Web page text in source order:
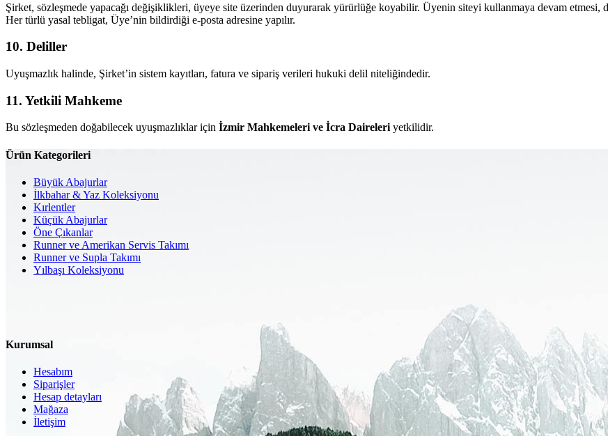
Şirket, sözleşmede yapacağı değişiklikleri, üyeye site üzerinden duyurarak yürürlüğe koyabilir. Üyenin siteyi kullanmaya devam etmesi,
Her türlü yasal tebligat, Üye’nin bildirdiği e‑posta adresine yapılır.
10. Deliller
Uyuşmazlık halinde, Şirket’in sistem kayıtları, fatura ve sipariş verileri hukuki delil niteliğindedir.
11. Yetkili Mahkeme
Bu sözleşmeden doğabilecek uyuşmazlıklar için İzmir Mahkemeleri ve İcra Daireleri yetkilidir.
Ürün Kategorileri
Büyük Abajurlar
İlkbahar & Yaz Koleksiyonu
Kırlentler
Küçük Abajurlar
Öne Çıkanlar
Runner ve Amerikan Servis Takımı
Runner ve Supla Takımı
Yılbaşı Koleksiyonu
Kurumsal
Hesabım
Siparişler
Hesap detayları
Mağaza
İletişim